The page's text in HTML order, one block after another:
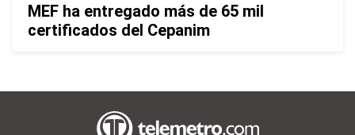
MEF ha entregado más de 65 mil
certificados del Cepanim